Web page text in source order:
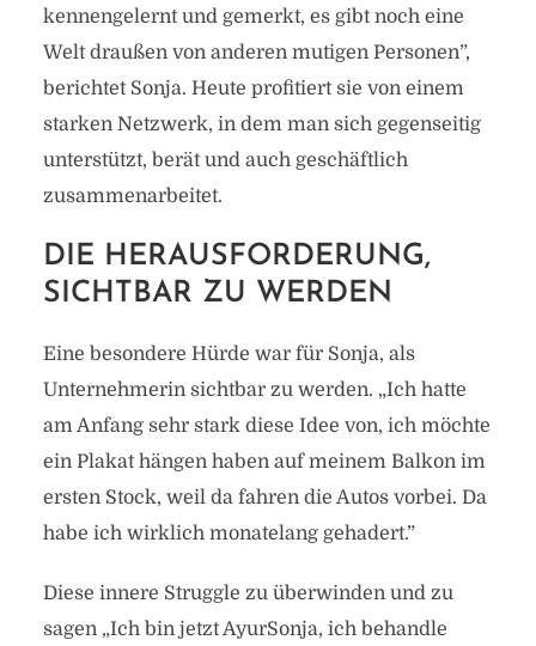
kennengelernt und gemerkt, es gibt noch eine
Welt draußen von anderen mutigen Personen”,
berichtet Sonja. Heute profitiert sie von einem
starken Netzwerk, in dem man sich gegenseitig
unterstützt, berät und auch geschäftlich
zusammenarbeitet.
DIE HERAUSFORDERUNG,
SICHTBAR ZU WERDEN
Eine besondere Hürde war für Sonja, als
Unternehmerin sichtbar zu werden. „Ich hatte
am Anfang sehr stark diese Idee von, ich möchte
ein Plakat hängen haben auf meinem Balkon im
ersten Stock, weil da fahren die Autos vorbei. Da
habe ich wirklich monatelang gehadert.”
Diese innere Struggle zu überwinden und zu
sagen „Ich bin jetzt AyurSonja, ich behandle